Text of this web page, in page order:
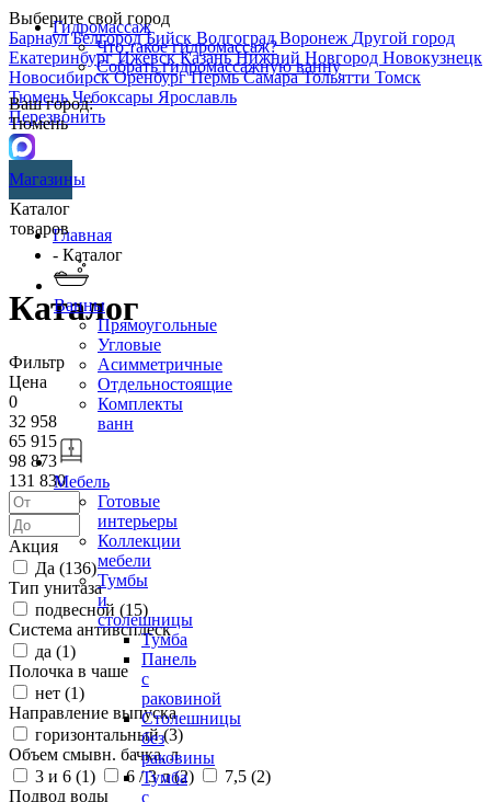
Выберите свой город
БарнаулБелгородБийск ВолгоградВоронеж Другой город
ЕкатеринбургИжевскКазаньНижний Новгород Новокузнецк
НовосибирскОренбургПермьСамараТольятти Томск
ТюменьЧебоксары Ярославль
Перезвонить
Гидромассаж
Что такое гидромассаж?
Собрать гидромассажную ванну
Ваш город:
Тюмень
Магазины
Каталог
товаров
Ванны
Прямоугольные
Угловые
Асимметричные
Отдельностоящие
Комплекты
ванн
Мебель
Готовые
интерьеры
Коллекции
мебели
Тумбы
и
столешницы
Тумба
Панель
с
раковиной
Столешницы
без
раковины
Тумба
с
Главная
- Каталог
Каталог
Фильтр
Цена
0
32 958
65 915
98 873
131 830
Акция
Да (136)
Тип унитаза
подвесной (15)
Система антивсплеск
да (1)
Полочка в чаше
нет (1)
Направление выпуска
горизонтальный (3)
Объем смывн. бачка, л
3 и 6 (1) 6 / 3 л (2) 7,5 (2)
Подвод воды